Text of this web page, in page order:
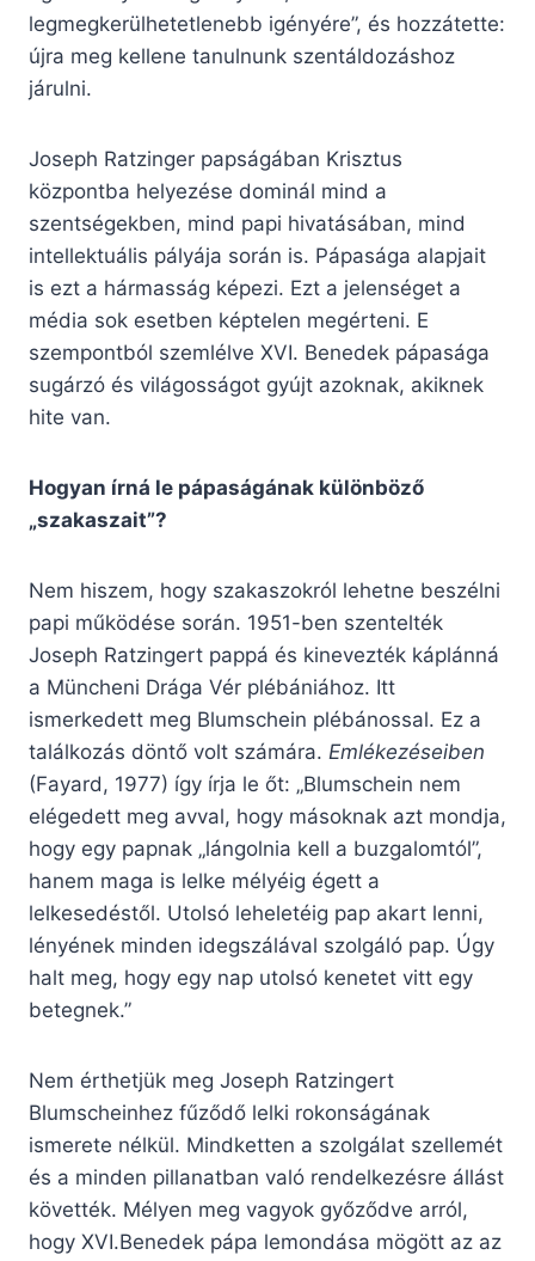
legmegkerülhetetlenebb igényére”, és hozzátette:
újra meg kellene tanulnunk szentáldozáshoz
járulni.
Joseph Ratzinger papságában Krisztus
központba helyezése dominál mind a
szentségekben, mind papi hivatásában, mind
intellektuális pályája során is. Pápasága alapjait
is ezt a hármasság képezi. Ezt a jelenséget a
média sok esetben képtelen megérteni. E
szempontból szemlélve XVI. Benedek pápasága
sugárzó és világosságot gyújt azoknak, akiknek
hite van.
Hogyan írná le pápaságának különböző
„szakaszait”?
Nem hiszem, hogy szakaszokról lehetne beszélni
papi működése során. 1951-ben szentelték
Joseph Ratzingert pappá és kinevezték káplánná
a Müncheni Drága Vér plébániához. Itt
ismerkedett meg Blumschein plébánossal. Ez a
találkozás döntő volt számára. Emlékezéseiben
(Fayard, 1977) így írja le őt: „Blumschein nem
elégedett meg avval, hogy másoknak azt mondja,
hogy egy papnak „lángolnia kell a buzgalomtól”,
hanem maga is lelke mélyéig égett a
lelkesedéstől. Utolsó leheletéig pap akart lenni,
lényének minden idegszálával szolgáló pap. Úgy
halt meg, hogy egy nap utolsó kenetet vitt egy
betegnek.”
Nem érthetjük meg Joseph Ratzingert
Blumscheinhez fűződő lelki rokonságának
ismerete nélkül. Mindketten a szolgálat szellemét
és a minden pillanatban való rendelkezésre állást
követték. Mélyen meg vagyok győződve arról,
hogy XVI.Benedek pápa lemondása mögött az az